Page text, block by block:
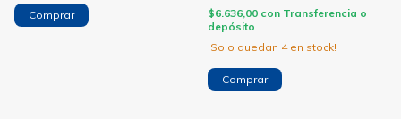
$6.636,00 con Transferencia o
depósito
¡Solo quedan 4en stock!